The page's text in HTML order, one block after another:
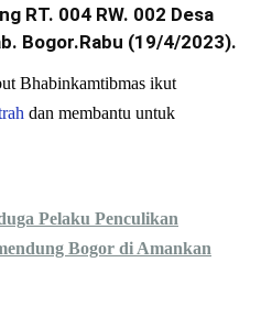
RT. 004 RW. 002 Desa
Bogor.Rabu (19/4/2023).
Bhabinkamtibmas ikut
dan membantu untuk
Pelaku Penculikan
Bogor di Amankan